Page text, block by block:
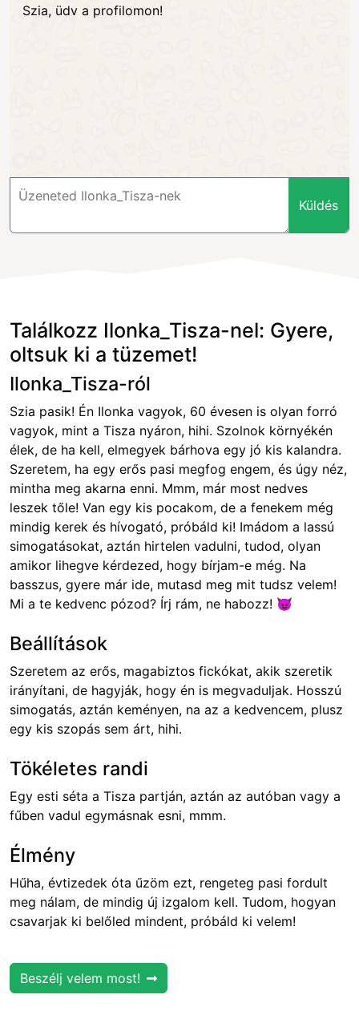
Szia, üdv a profilomon!
Küldés
Találkozz Ilonka_Tisza-nel: Gyere,
oltsuk ki a tüzemet!
Ilonka_Tisza-ról
Szia pasik! Én Ilonka vagyok, 60 évesen is olyan forró
vagyok, mint a Tisza nyáron, hihi. Szolnok környékén
élek, de ha kell, elmegyek bárhova egy jó kis kalandra.
Szeretem, ha egy erős pasi megfog engem, és úgy néz,
mintha meg akarna enni. Mmm, már most nedves
leszek tőle! Van egy kis pocakom, de a fenekem még
mindig kerek és hívogató, próbáld ki! Imádom a lassú
simogatásokat, aztán hirtelen vadulni, tudod, olyan
amikor lihegve kérdezed, hogy bírjam-e még. Na
basszus, gyere már ide, mutasd meg mit tudsz velem!
Mi a te kedvenc pózod? Írj rám, ne habozz! 😈
Beállítások
Szeretem az erős, magabiztos fickókat, akik szeretik
irányítani, de hagyják, hogy én is megvaduljak. Hosszú
simogatás, aztán keményen, na az a kedvencem, plusz
egy kis szopás sem árt, hihi.
Tökéletes randi
Egy esti séta a Tisza partján, aztán az autóban vagy a
fűben vadul egymásnak esni, mmm.
Élmény
Hűha, évtizedek óta űzöm ezt, rengeteg pasi fordult
meg nálam, de mindig új izgalom kell. Tudom, hogyan
csavarjak ki belőled mindent, próbáld ki velem!
Beszélj velem most!